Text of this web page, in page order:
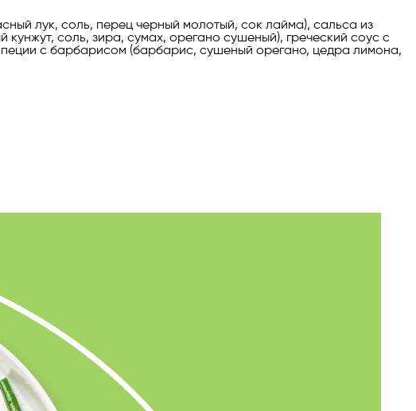
лук, соль, перец черный молотый, сок лайма), сальса из
кунжут, соль, зира, сумах, орегано сушеный), греческий соус с
с барбарисом (барбарис, сушеный орегано, цедра лимона,